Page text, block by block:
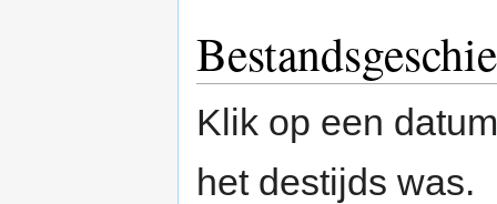
Klik op een
het destijds was.